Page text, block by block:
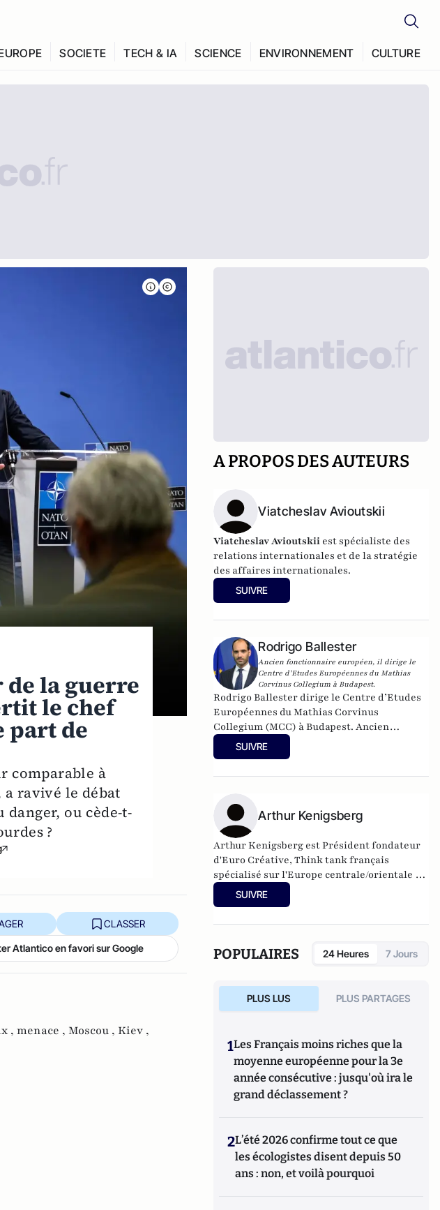
SOCIETE TECH & IA SCIENCE ENVIRONNEMENT CULTURE
de la guerre
le chef
part de
comparable à
a ravivé le débat
danger, ou cède-t-
?
CLASSER
Atlantico en favori sur Google
, menace , Moscou , Kiev ,
A PROPOS DES AUTEURS
Viatcheslav Avioutskii
Viatcheslav Avioutskii est spécialiste des
relations internationales et de la stratégie
des affaires internationales.
SUIVRE
Rodrigo Ballester
Ancien fonctionnaire européen, il dirige le
Centre d’Etudes Européennes du Mathias
Corvinus Collegium à Budapest.
Rodrigo Ballester dirige le Centre d’Etudes
Européennes du Mathias Corvinus
Collegium (MCC) à Budapest. Ancien
fonctionnaire européen issu du Collège
d’Europe, il a notamment été membre de
SUIVRE
Arthur Kenigsberg
Arthur Kenigsberg est Président fondateur
d'Euro Créative, Think tank français
spécialisé sur l'Europe centrale/orientale et
les Balkans.
SUIVRE
POPULAIRES 24 Heures 7 Jours
PLUS LUS PLUS PARTAGES
1Les Français moins riches que la
moyenne européenne pour la 3e
année consécutive : jusqu'où ira le
grand déclassement ?
2L’été 2026 confirme tout ce que
les écologistes disent depuis 50
ans : non, et voilà pourquoi